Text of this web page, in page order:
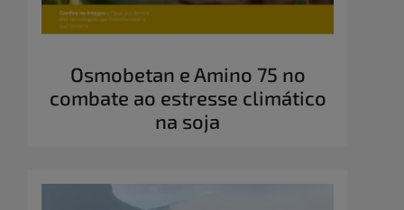
Osmobetan e Amino 75 no
combate ao estresse climático
na soja